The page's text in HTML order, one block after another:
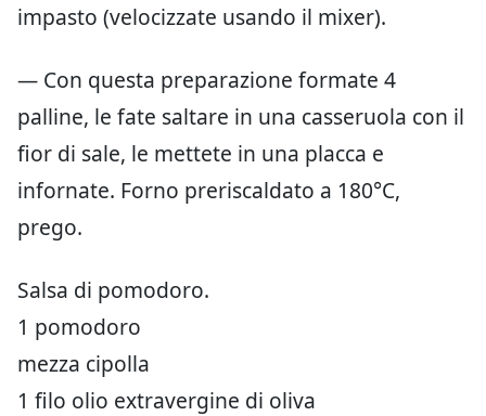
impasto (velocizzate usando il mixer).
— Con questa preparazione formate 4
palline, le fate saltare in una casseruola con il
fior di sale, le mettete in una placca e
infornate. Forno preriscaldato a 180°C,
prego.
Salsa di pomodoro.
1 pomodoro
mezza cipolla
1 filo olio extravergine di oliva